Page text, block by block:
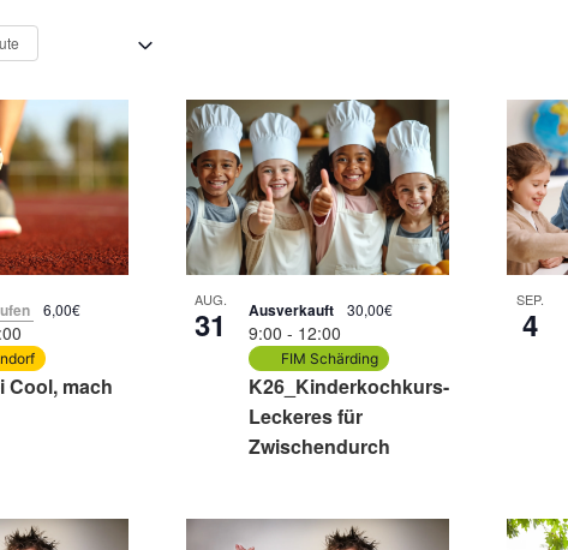
Cool, mach
6,00€ AUG.
31
K26_Kinderkochkurs-
Leckeres für
Zwischendurch
9:00- 12:00
FIM Schärding
Ausverkauft 30,00€ SEP.
4